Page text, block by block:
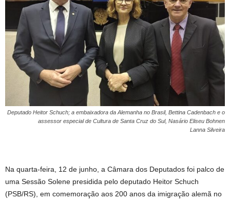
Deputado Heitor Schuch; a embaixadora da Alemanha no Brasil, Bettina Cadenbach e o
assessor especial de Cultura de Santa Cruz do Sul, Nasário Eliseu Bohnen
Lanna Silveira
Na quarta-feira, 12 de junho, a Câmara dos Deputados foi palco de
uma Sessão Solene presidida pelo deputado Heitor Schuch
(PSB/RS), em comemoração aos 200 anos da imigração alemã no